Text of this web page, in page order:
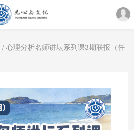
/ 心理分析名师讲坛系列课3期联报（任